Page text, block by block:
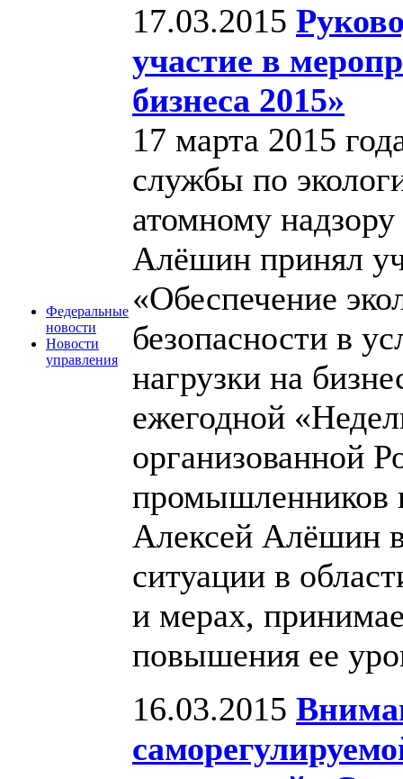
Федеральные
новости
Новости
управления
17.03.2015
участие в
бизнеса 2015»
17 марта 2015
службы по
атомному
Алёшин принял
«Обеспечение
безопасности в
нагрузки на
ежегодной
организованной
промышленников
Алексей Алёшин
ситуации в
и мерах,
повышения ее
16.03.2015